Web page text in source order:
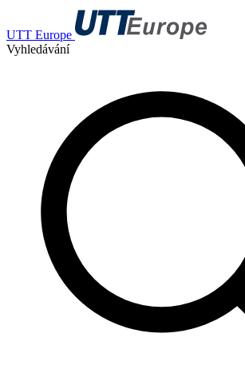
UTT Europe
Vyhledávání